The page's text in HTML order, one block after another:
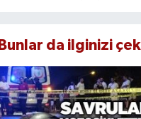
Bunlar da ilginizi